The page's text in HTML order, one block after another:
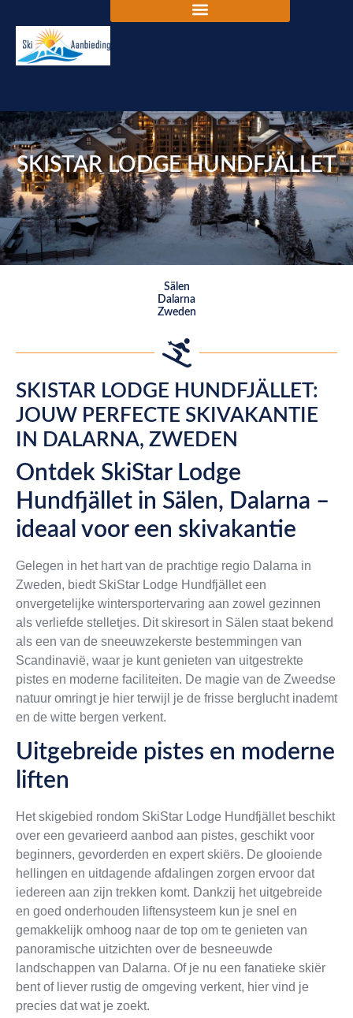
SKISTAR LODGE HUNDFJÄLLET
Sälen
Dalarna
Zweden
SKISTAR LODGE HUNDFJÄLLET:
JOUW PERFECTE SKIVAKANTIE
IN DALARNA, ZWEDEN
Ontdek SkiStar Lodge
Hundfjället in Sälen, Dalarna –
ideaal voor een skivakantie
Gelegen in het hart van de prachtige regio Dalarna in
Zweden, biedt SkiStar Lodge Hundfjället een
onvergetelijke wintersportervaring aan zowel gezinnen
als verliefde stelletjes. Dit skiresort in Sälen staat bekend
als een van de sneeuwzekerste bestemmingen van
Scandinavië, waar je kunt genieten van uitgestrekte
pistes en moderne faciliteiten. De magie van de Zweedse
natuur omringt je hier terwijl je de frisse berglucht inademt
en de witte bergen verkent.
Uitgebreide pistes en moderne
liften
Het skigebied rondom SkiStar Lodge Hundfjället beschikt
over een gevarieerd aanbod aan pistes, geschikt voor
beginners, gevorderden en expert skiërs. De glooiende
hellingen en uitdagende afdalingen zorgen ervoor dat
iedereen aan zijn trekken komt. Dankzij het uitgebreide
en goed onderhouden liftensysteem kun je snel en
gemakkelijk omhoog naar de top om te genieten van
panoramische uitzichten over de besneeuwde
landschappen van Dalarna. Of je nu een fanatieke skiër
bent of liever rustig de omgeving verkent, hier vind je
precies dat wat je zoekt.